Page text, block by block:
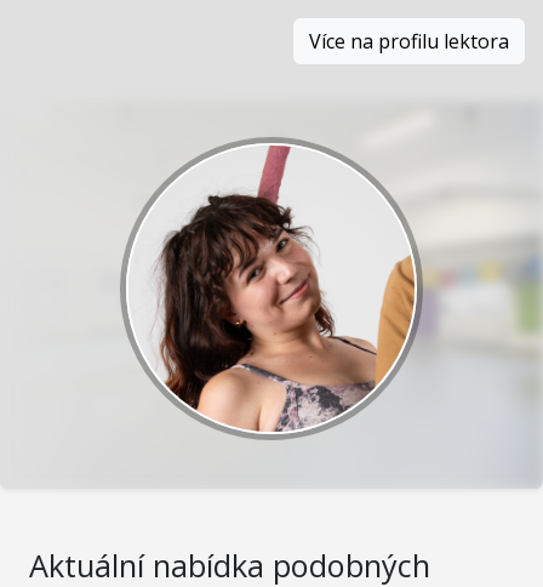
Více na profilu lektora
Aktuální nabídka podobných